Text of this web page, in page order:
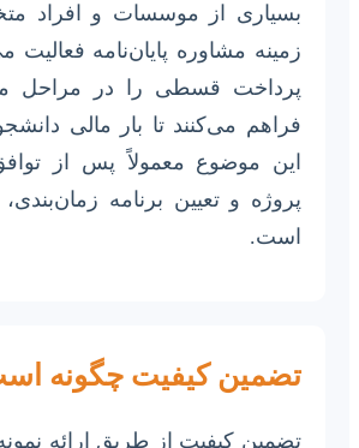
بسیاری از موسسات و افراد
زمینه مشاوره پایان‌نامه فعالیت
پرداخت قسطی را در مراحل
فراهم می‌کنند تا بار مالی
این موضوع معمولاً پس از
پروژه و تعیین برنامه
است.
تضمین کیفیت چگونه
تضمین کیفیت از طریق ارائه